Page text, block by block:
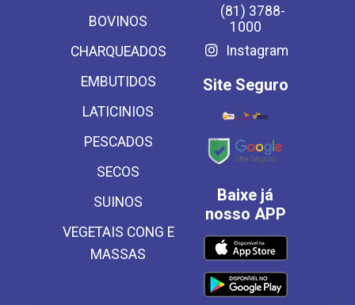
BOVINOS
CHARQUEADOS
EMBUTIDOS
LATICINIOS
PESCADOS
SECOS
SUINOS
VEGETAIS CONG E
MASSAS
(81) 3788-
1000
Instagram
Site Seguro
Baixe já
nosso APP